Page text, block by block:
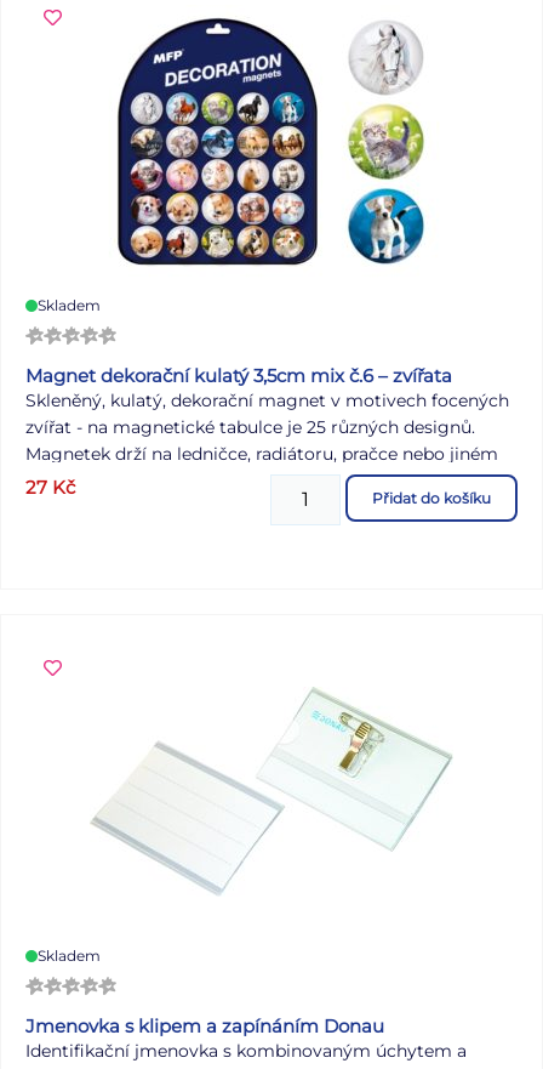
Skladem
Magnet dekorační kulatý 3,5cm mix č.6 – zvířata
Skleněný, kulatý, dekorační magnet v motivech focených
zvířat - na magnetické tabulce je 25 různých designů.
Magnetek drží na ledničce, radiátoru, pračce nebo jiném
magnetickém povrchu. Dá se snadno přemisťovat.
Průměr magnetu: 35 mm VAROVÁNÍ: Není hračka, obal
27 Kč Přidat do košíku
Skladem
Jmenovka s klipem a zapínáním Donau
Identifikační jmenovka s kombinovaným úchytem a